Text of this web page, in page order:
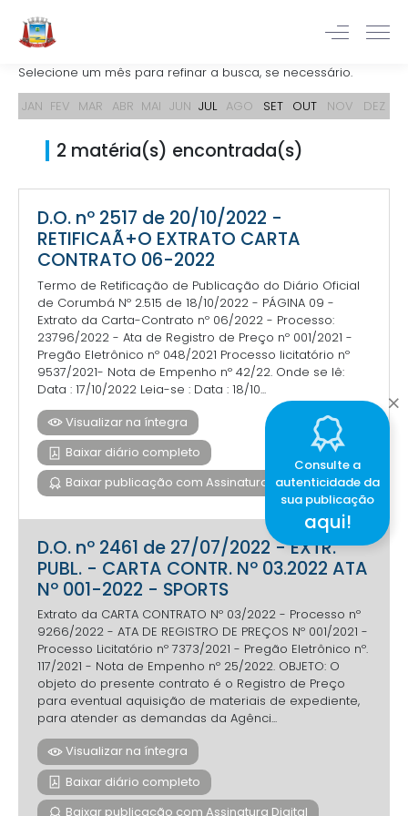
Selecione um mês para refinar a busca, se necessário.
JAN FEV MAR ABR MAI JUN JUL AGO SET OUT NOV DEZ
2 matéria(s) encontrada(s)
D.O. nº 2517 de 20/10/2022 -
RETIFICAÃ+O EXTRATO CARTA
CONTRATO 06-2022
Termo de Retificação de Publicação do Diário Oficial
de Corumbá Nº 2.515 de 18/10/2022 - PÁGINA 09 -
Extrato da Carta-Contrato nº 06/2022 - Processo:
23796/2022 - Ata de Registro de Preço nº 001/2021 -
Pregão Eletrônico nº 048/2021 Processo licitatório nº
9537/2021- Nota de Empenho nº 42/22. Onde se lê:
Data : 17/10/2022 Leia-se : Data : 18/10...
Visualizar na íntegra
Baixar diário completo
Baixar publicação com Assinatura Digital
D.O. nº 2461 de 27/07/2022 - EXTR.
PUBL. - CARTA CONTR. Nº 03.2022 ATA
Nº 001-2022 - SPORTS
Extrato da CARTA CONTRATO Nº 03/2022 - Processo nº
9266/2022 - ATA DE REGISTRO DE PREÇOS Nº 001/2021 -
Processo Licitatório nº 7373/2021 - Pregão Eletrônico nº.
117/2021 - Nota de Empenho nº 25/2022. OBJETO: O
objeto do presente contrato é o Registro de Preço
para eventual aquisição de materiais de expediente,
para atender as demandas da Agênci...
Visualizar na íntegra
Baixar diário completo
Baixar publicação com Assinatura Digital
Consulte a
autenticidade da
sua publicação
aqui!